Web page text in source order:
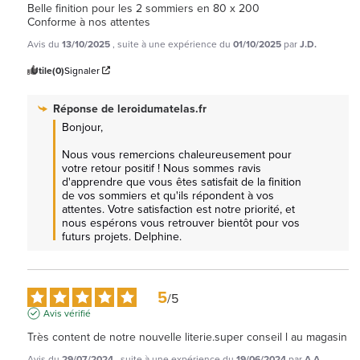
Belle finition pour les 2 sommiers en 80 x 200
Conforme à nos attentes
Avis du 13/10/2025, suite à une expérience du 01/10/2025 parJ.D.
Utile(0)Signaler
Réponse de leroidumatelas.fr
Bonjour,
Nous vous remercions chaleureusement pour
votre retour positif ! Nous sommes ravis
d'apprendre que vous êtes satisfait de la finition
de vos sommiers et qu'ils répondent à vos
attentes. Votre satisfaction est notre priorité, et
nous espérons vous retrouver bientôt pour vos
futurs projets. Delphine.
5/5
Avis vérifié
Très content de notre nouvelle literie.super conseil l au magasin